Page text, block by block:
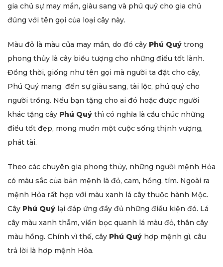
gia chủ sự may mắn, giàu sang và phú quý cho gia chủ
đúng với tên gọi của loại cây này.
Màu đỏ là màu của may mắn, do đó cây Phú Quý trong
phong thủy là cây biểu tượng cho những điều tốt lành.
Đồng thời, giống như tên gọi mà người ta đặt cho cây,
Phú Quý mang đến sự giàu sang, tài lộc, phú quý cho
người trồng. Nếu bạn tặng cho ai đó hoặc được người
khác tặng cây Phú Quý thì có nghĩa là cầu chúc những
điều tốt đẹp, mong muốn một cuộc sống thịnh vượng,
phát tài.
Theo các chuyên gia phong thủy, những người mệnh Hỏa
có màu sắc của bản mệnh là đỏ, cam, hồng, tím. Ngoài ra
mệnh Hỏa rất hợp với màu xanh lá cây thuộc hành Mộc.
Cây Phú Quý lại đáp ứng đầy đủ những điều kiện đó. Lá
cây màu xanh thẫm, viền bọc quanh lá màu đỏ, thân cây
màu hồng. Chính vì thế, cây Phú Quý hợp mệnh gì, câu
trả lời là hợp mệnh Hỏa.